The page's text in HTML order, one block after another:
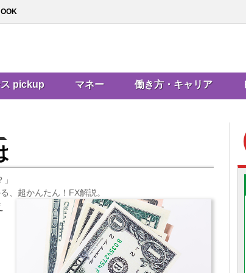
ス pickup マネー 働き方・キャリア
、超かんたん！FX解説。